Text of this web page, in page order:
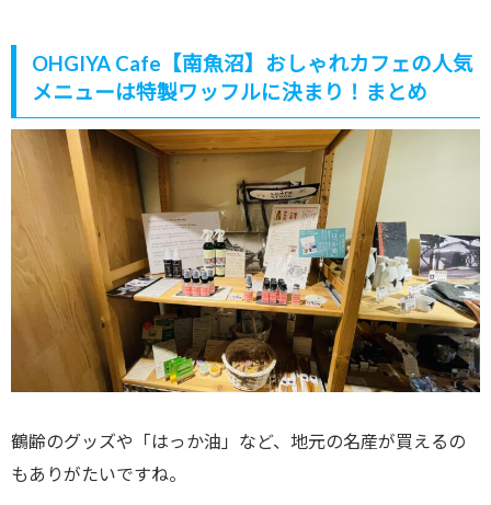
OHGIYA Cafe【南魚沼】おしゃれカフェの人気
メニューは特製ワッフルに決まり！まとめ
鶴齢のグッズや「はっか油」など、地元の名産が買えるの
もありがたいですね。